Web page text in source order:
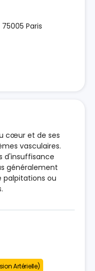
Paris
cœur et de ses
vasculaires.
d'insuffisance
généralement
palpitations ou
Artérielle)